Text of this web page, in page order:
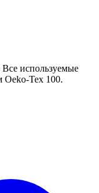
используемые
Oeko-Tex 100.